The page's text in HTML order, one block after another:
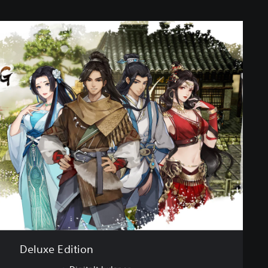
Deluxe Edition